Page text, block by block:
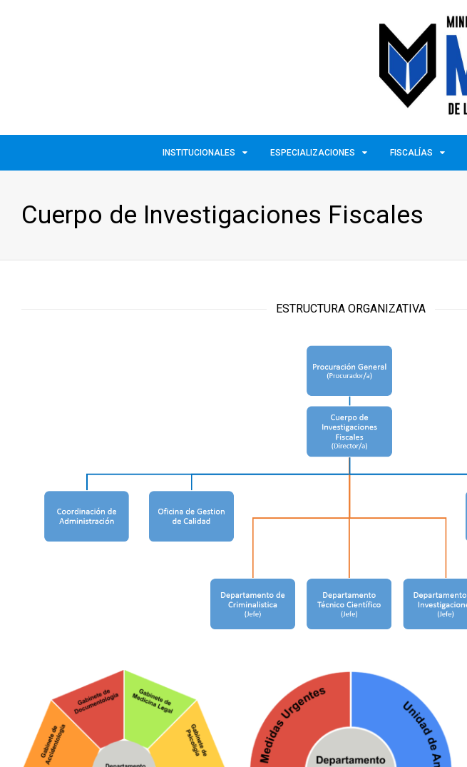
INSTITUCIONALES ESPECIALIZACIONES FISCALÍAS
Cuerpo de Investigaciones Fiscales
ESTRUCTURA ORGANIZATIVA